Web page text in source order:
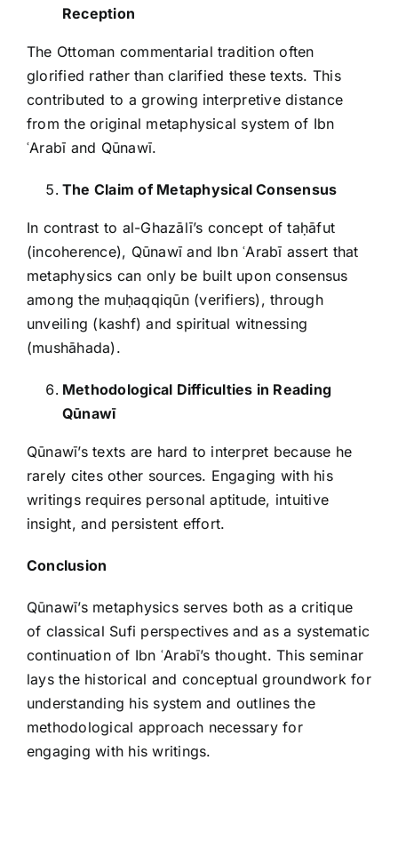
Reception
The Ottoman commentarial tradition often
glorified rather than clarified these texts. This
contributed to a growing interpretive distance
from the original metaphysical system of Ibn
ʿArabī and Qūnawī.
The Claim of Metaphysical Consensus
In contrast to al-Ghazālī’s concept of taḥāfut
(incoherence), Qūnawī and Ibn ʿArabī assert that
metaphysics can only be built upon consensus
among the muḥaqqiqūn (verifiers), through
unveiling (kashf) and spiritual witnessing
(mushāhada).
Methodological Difficulties in Reading
Qūnawī
Qūnawī’s texts are hard to interpret because he
rarely cites other sources. Engaging with his
writings requires personal aptitude, intuitive
insight, and persistent effort.
Conclusion
Qūnawī’s metaphysics serves both as a critique
of classical Sufi perspectives and as a systematic
continuation of Ibn ʿArabī’s thought. This seminar
lays the historical and conceptual groundwork for
understanding his system and outlines the
methodological approach necessary for
engaging with his writings.